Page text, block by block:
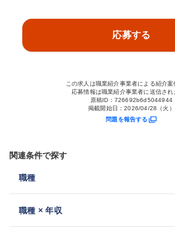
応募する
この求人は職業紹介事業者による紹介案
応募情報は職業紹介事業者に送信され
原稿ID： 726692b6d5044944
掲載開始日：2026/04/28（火）
問題を報告する
関連条件で探す
職種
職種 × 年収